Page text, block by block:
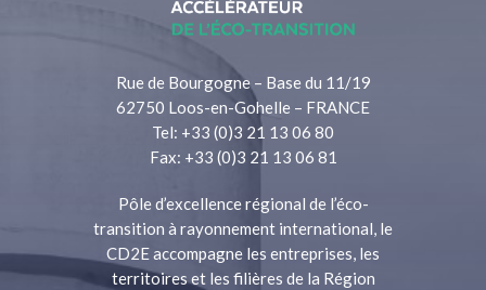
Rue de Bourgogne – Base du 11/19
62750 Loos-en-Gohelle – FRANCE
Tel: +33 (0)3 21 13 06 80
Fax: +33 (0)3 21 13 06 81
Pôle d’excellence régional de l’éco-
transition à rayonnement international, le
CD2E accompagne les entreprises, les
territoires et les filières de la Région